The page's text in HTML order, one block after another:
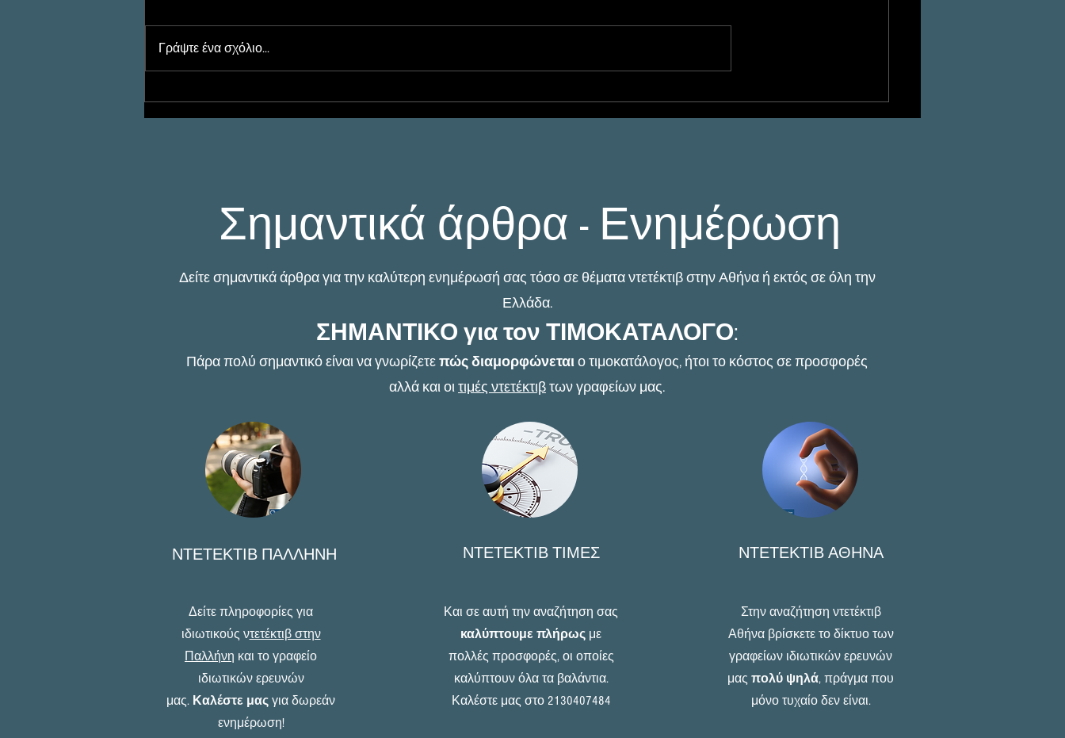
Αθήνα)
Γράψτε ένα σχόλιο...
Σημαντικά άρθρα - Ενημέρωση
Δείτε σημαντικά άρθρα για την καλύτερη ενημέρωσή σας τόσο σε θέματα ντετέκτιβ στην Αθήνα ή εκτός σε όλη την
Ελλάδα.
ΣΗΜΑΝΤΙΚΟ για τον ΤΙΜΟΚΑΤΑΛΟΓΟ:
Πάρα πολύ σημαντικό είναι να γνωρίζετεπώς διαμορφώνεταιο τιμοκατάλογος, ήτοι το κόστος σε προσφορές
αλλά και οιτιμές ντετέκτιβτων γραφείων μας.
ΝΤΕΤΕΚΤΙΒ ΠΑΛΛΗΝΗ
Δείτε πληροφορίες για
ιδιωτικούς ντετέκτιβ στην
Παλλήνη και το γραφείο
ιδιωτικών ερευνών
μας. Καλέστε μας για δωρεάν
ενημέρωση!
ΝΤΕΤΕΚΤΙΒ ΤΙΜΕΣ
Και σε αυτή την αναζήτηση σας
καλύπτουμε πλήρως με
πολλές προσφορές, οι οποίες
καλύπτουν όλα τα βαλάντια.
Καλέστε μας στο 2130407484
ΝΤΕΤΕΚΤΙΒ ΑΘΗΝΑ
Στην αναζήτηση ντετέκτιβ
Αθήνα βρίσκετε το δίκτυο των
γραφείων ιδιωτικών ερευνών
μας πολύ ψηλά, πράγμα που
μόνο τυχαίο δεν είναι.